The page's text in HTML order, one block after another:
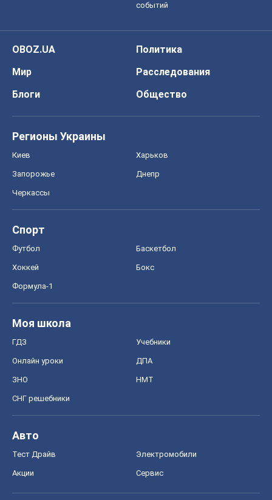
событий
OBOZ.UA
Политика
Мир
Расследования
Блоги
Общество
Регионы Украины
Киев Харьков
Запорожье Днепр
Черкассы
Спорт
Футбол Баскетбол
Хоккей Бокс
Формула-1
Моя школа
ГДЗ Учебники
Онлайн уроки ДПА
ЗНО НМТ
СНГ решебники
Авто
Тест Драйв Электромобили
Акции Сервис